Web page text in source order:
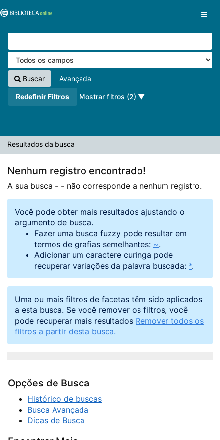
VuFind
Buscar Avançada
Redefinir Filtros Mostrar filtros (2)
Resultados da busca
Nenhum registro encontrado!
A sua busca - - não corresponde a nenhum registro.
Você pode obter mais resultados ajustando o
argumento de busca.
Fazer uma busca fuzzy pode resultar em
termos de grafias semelhantes: ~.
Adicionar um caractere curinga pode
recuperar variações da palavra buscada: *.
Uma ou mais filtros de facetas têm sido aplicados
a esta busca. Se você remover os filtros, você
pode recuperar mais resultados Remover todos os
filtros a partir desta busca.
Opções de Busca
Histórico de buscas
Busca Avançada
Dicas de Busca